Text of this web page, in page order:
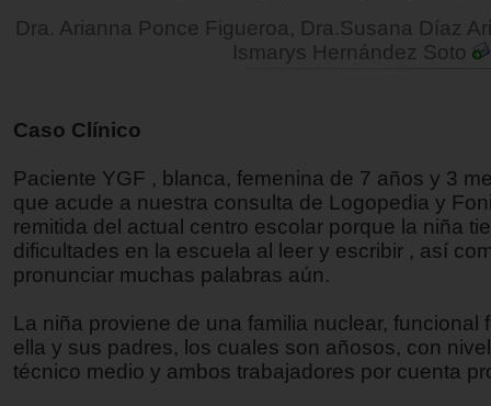
Dra. Arianna Ponce Figueroa, Dra.Susana Díaz
Ismarys Hernández Soto
Caso Clínico
Paciente YGF , blanca, femenina de 7 años y 3
que acude a nuestra consulta de Logopedia y
remitida del actual centro escolar porque la niña
dificultades en la escuela al leer y escribir , así
pronunciar muchas palabras aún.
La niña proviene de una familia nuclear, funcional
ella y sus padres, los cuales son añosos, con
técnico medio y ambos trabajadores por cuenta